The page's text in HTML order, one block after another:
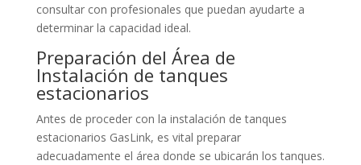
consultar con profesionales que puedan ayudarte a
determinar la capacidad ideal.
Preparación del Área de
Instalación de tanques
estacionarios
Antes de proceder con la instalación de tanques
estacionarios GasLink, es vital preparar
adecuadamente el área donde se ubicarán los tanques.